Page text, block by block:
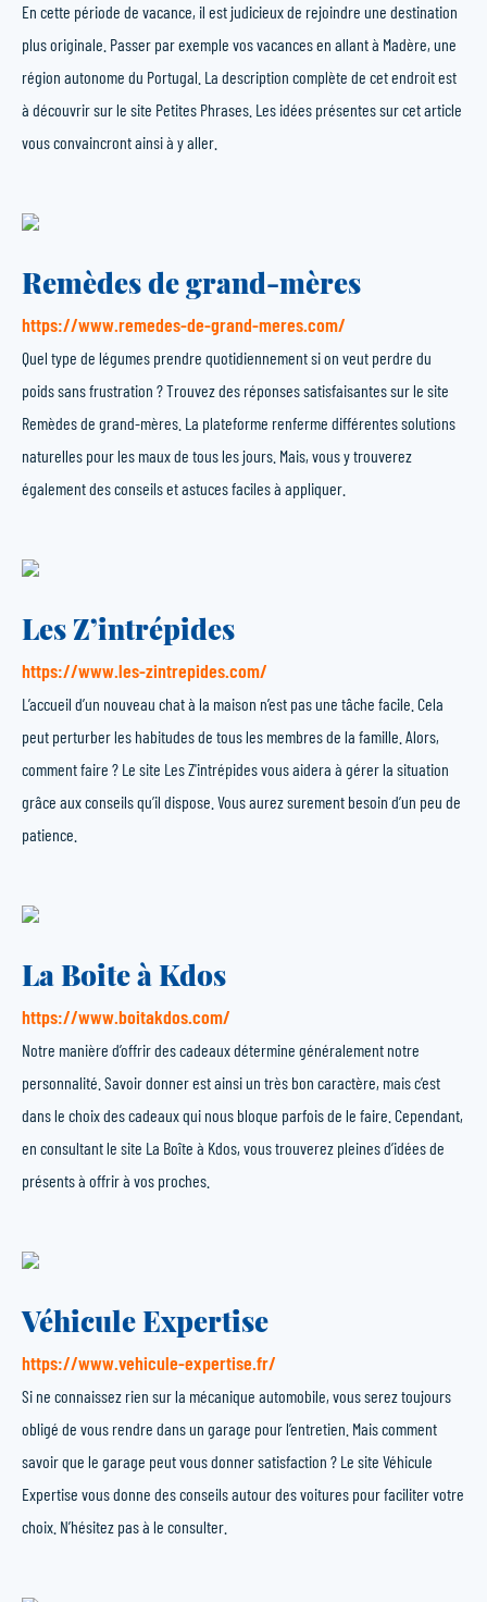
En cette période de vacance, il est judicieux de rejoindre une destination
plus originale. Passer par exemple vos vacances en allant à Madère, une
région autonome du Portugal. La description complète de cet endroit est
à découvrir sur le site Petites Phrases. Les idées présentes sur cet article
vous convaincront ainsi à y aller.
Remèdes de grand-mères
https://www.remedes-de-grand-meres.com/
Quel type de légumes prendre quotidiennement si on veut perdre du
poids sans frustration ? Trouvez des réponses satisfaisantes sur le site
Remèdes de grand-mères. La plateforme renferme différentes solutions
naturelles pour les maux de tous les jours. Mais, vous y trouverez
également des conseils et astuces faciles à appliquer.
Les Z’intrépides
https://www.les-zintrepides.com/
L’accueil d’un nouveau chat à la maison n’est pas une tâche facile. Cela
peut perturber les habitudes de tous les membres de la famille. Alors,
comment faire ? Le site Les Z'intrépides vous aidera à gérer la situation
grâce aux conseils qu’il dispose. Vous aurez surement besoin d’un peu de
patience.
La Boite à Kdos
https://www.boitakdos.com/
Notre manière d’offrir des cadeaux détermine généralement notre
personnalité. Savoir donner est ainsi un très bon caractère, mais c’est
dans le choix des cadeaux qui nous bloque parfois de le faire. Cependant,
en consultant le site La Boîte à Kdos, vous trouverez pleines d’idées de
présents à offrir à vos proches.
Véhicule Expertise
https://www.vehicule-expertise.fr/
Si ne connaissez rien sur la mécanique automobile, vous serez toujours
obligé de vous rendre dans un garage pour l’entretien. Mais comment
savoir que le garage peut vous donner satisfaction ? Le site Véhicule
Expertise vous donne des conseils autour des voitures pour faciliter votre
choix. N’hésitez pas à le consulter.